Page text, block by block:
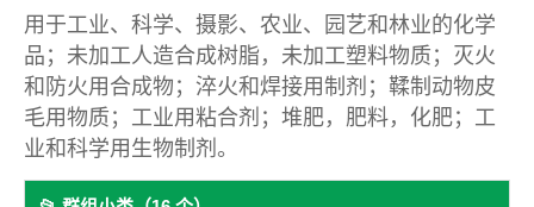
用于工业、科学、摄影、农业、园艺和林业的化学
品；未加工人造合成树脂，未加工塑料物质；灭火
和防火用合成物；淬火和焊接用制剂；鞣制动物皮
毛用物质；工业用粘合剂；堆肥，肥料，化肥；工
业和科学用生物制剂。